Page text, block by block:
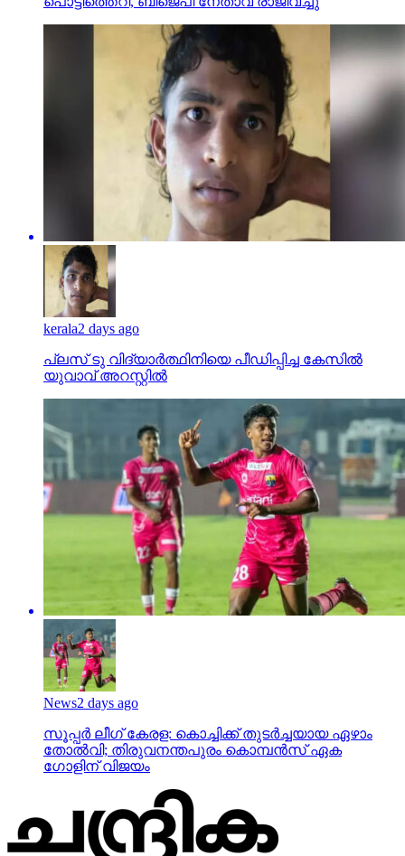
kerala2 days ago
പ്ലസ് ടു വിദ്യാര്‍ത്ഥിനിയെ പീഡിപ്പിച്ച കേസില്‍
യുവാവ് അറസ്റ്റില്‍
News2 days ago
സൂപ്പര്‍ ലീഗ് കേരള: കൊച്ചിക്ക് തുടര്‍ച്ചയായ ഏഴാം
തോല്‍വി; തിരുവനന്തപുരം കൊമ്പന്‍സ് ഏക
ഗോളിന് വിജയം